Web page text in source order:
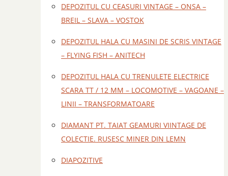
DEPOZITUL CU CEASURI VINTAGE – ONSA –
BREIL – SLAVA – VOSTOK
DEPOZITUL HALA CU MASINI DE SCRIS VINTAGE
– FLYING FISH – ANITECH
DEPOZITUL HALA CU TRENULETE ELECTRICE
SCARA TT / 12 MM – LOCOMOTIVE – VAGOANE –
LINII – TRANSFORMATOARE
DIAMANT PT. TAIAT GEAMURI VIINTAGE DE
COLECTIE. RUSESC MINER DIN LEMN
DIAPOZITIVE